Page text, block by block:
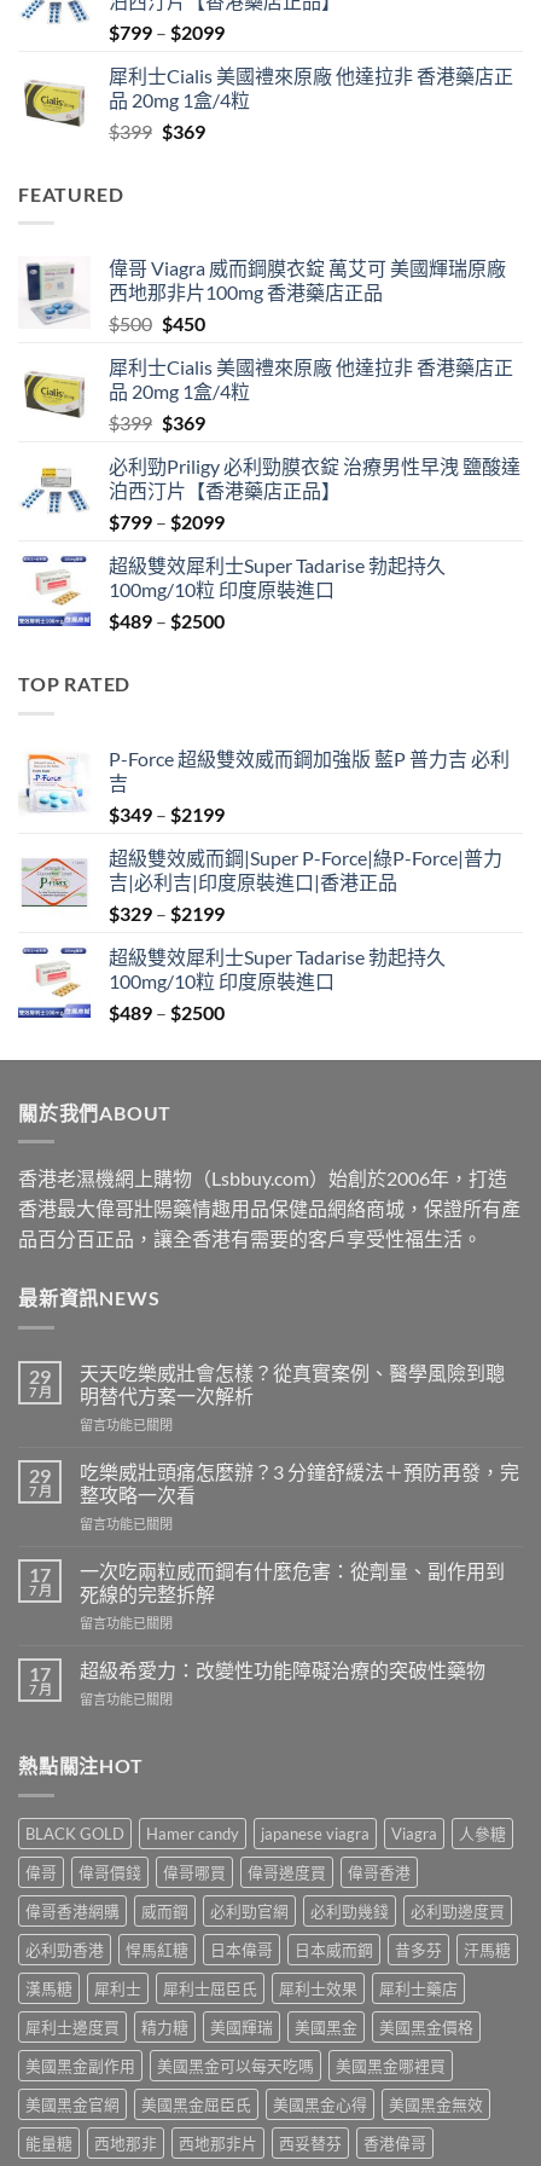
$500.$450.
$799 – $2099Price
$799
through
犀利士Cialis 美國禮來原廠 他達拉非 香港藥店正
品 20mg 1盒/4粒
$399 Original
$369Current
FEATURED
偉哥 Viagra 威而鋼膜衣錠 萬艾可 美國輝瑞原廠
西地那非片100mg 香港藥店正品
$500 Original
was:
$500.
$450Current
is:
$450.
犀利士Cialis 美國禮來原廠 他達拉非 香港藥店正
品 20mg 1盒/4粒
$399 Original
was:
$399.
$369Current
is:
$369.
必利勁Priligy 必利勁膜衣錠 治療男性早洩 鹽酸達
泊西汀片【香港藥店正品】
$799 – $2099Price
$799
through
$2099
超級雙效犀利士Super Tadarise 勃起持久
100mg/10粒 印度原裝進口
$489 – $2500Price
TOP RATED
P-Force 超級雙效威而鋼加強版 藍P 普力吉 必利
吉
$349 – $2199Price
$349
through
$2199
超級雙效威而鋼|Super P-Force|綠P-Force|普力
吉|必利吉|印度原裝進口|香港正品
$329 – $2199Price
$329
through
$2199
超級雙效犀利士Super Tadarise 勃起持久
100mg/10粒 印度原裝進口
$489 – $2500Price
$489
關於我們ABOUT
香港老濕機網上購物（Lsbbuy.com）始創於2006年，打造
香港最大偉哥壯陽藥情趣用品保健品網絡商城，保證所有產
品百分百正品，讓全香港有需要的客戶享受性福生活。
最新資訊NEWS
29
7 月
天天吃樂威壯會怎樣？從真實案例、醫學風險到聰
明替代方案一次解析
在
天
吃
樂
威
會
怎
樣？
從
實
案
例、
學
風
聰
明
替
代
方
案
一
次
解
析〉
中
留言功能已關閉
29
7 月
吃樂威壯頭痛怎麼辦？3 分鐘舒緩法＋預防再發，完
整攻略一次看
在
威
壯
頭
怎
辦？
鐘
法
＋
預
防
再
發，
完
整
略
一
次
看〉
中
留言功能已關閉
17
7 月
一次吃兩粒威而鋼有什麼危害：從劑量、副作用到
死線的完整拆解
在
次
吃
兩
而
什
麼
危
害：
從
劑
量、
副
用
到
死
線
的
完
整
拆
留言功能已關閉
17
7 月
超級希愛力：改變性功能障礙治療的突破性藥物
在
希
愛
改
變
性
功
能
障
礙
治
的
突
破
性
藥
物〉
中
留言功能已關閉
熱點關注HOT
BLACK GOLD Hamer candy japanese viagra Viagra
人參糖
偉哥
偉哥價錢 偉哥哪買 偉哥邊度買
偉哥香港
偉哥香港網購
威而鋼 必利勁官網 必利勁幾錢
必利勁邊度買
必利勁香港
悍馬紅糖 日本偉哥 日本威而鋼 昔多芬
汗馬糖
漢馬糖
犀利士 犀利士屈臣氏 犀利士效果
犀利士藥店
犀利士邊度買
精力糖 美國輝瑞 美國黑金
美國黑金價格
美國黑金副作用
美國黑金可以每天吃嗎
美國黑金哪裡買
美國黑金官網
美國黑金屈臣氏 美國黑金心得
美國黑金無效
能量糖
西地那非 西地那非片 西妥替芬 香港偉哥